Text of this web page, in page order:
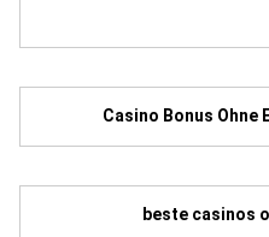
Casino Bonus Ohne
beste casinos